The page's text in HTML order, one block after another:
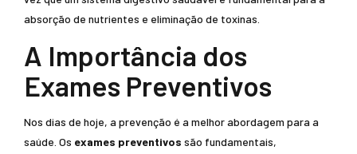
absorção de nutrientes e eliminação de toxinas.
A Importância dos
Exames Preventivos
Nos dias de hoje, a prevenção é a melhor abordagem para a
saúde. Os exames preventivos são fundamentais,